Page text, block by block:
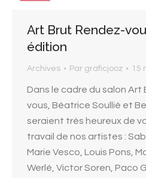
Art Brut Rendez-
édition
Archives Par graficjooz 15
Dans le cadre du salon Art
vous, Béatrice Soullié et
seraient très heureux de
travail de nos artistes :
Marie Vesco, Louis Pons,
Werlé, Victor Soren, Paco